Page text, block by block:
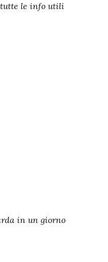
tutte le info utili
in un giorno